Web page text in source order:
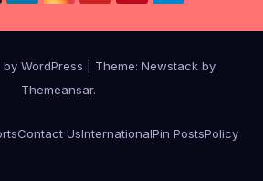
WordPress Theme: Newstackby
Themeansar.
Contact UsInternationalPin PostsPolicy